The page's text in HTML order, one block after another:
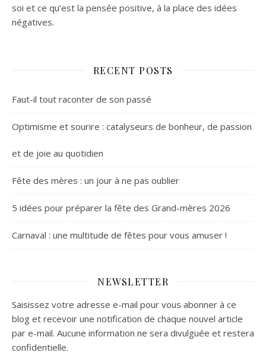
soi et ce qu’est la pensée positive, à la place des idées
négatives.
RECENT POSTS
Faut-il tout raconter de son passé
Optimisme et sourire : catalyseurs de bonheur, de passion
et de joie au quotidien
Fête des mères : un jour à ne pas oublier
5 idées pour préparer la fête des Grand-mères 2026
Carnaval : une multitude de fêtes pour vous amuser !
NEWSLETTER
Saisissez votre adresse e-mail pour vous abonner à ce
blog et recevoir une notification de chaque nouvel article
par e-mail. Aucune information ne sera divulguée et restera
confidentielle.